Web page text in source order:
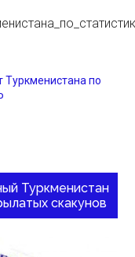
Туркменистана по
Туркменистан
скакунов